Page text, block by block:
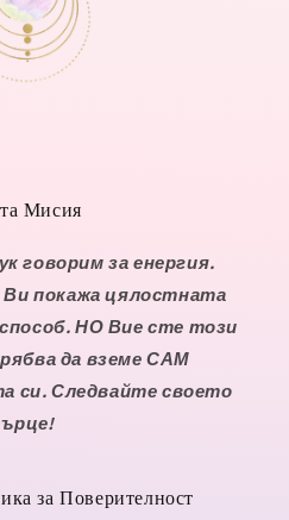
Мисия
говорим за енергия.
покажа цялостната
НО Вие сте този
да вземе САМ
си. Следвайте своето
за Поверителност